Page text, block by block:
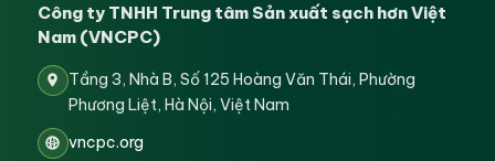
Công ty TNHH Trung tâm Sản xuất sạch hơn Việt
Nam (VNCPC)
Tầng 3, Nhà B, Số 125 Hoàng Văn Thái, Phường
Phương Liệt, Hà Nội, Việt Nam
vncpc.org